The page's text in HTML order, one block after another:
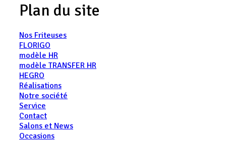
Plan du site
Nos Friteuses
FLORIGO
modèle HR
modèle TRANSFER HR
HEGRO
Réalisations
Notre société
Service
Contact
Salons et News
Occasions